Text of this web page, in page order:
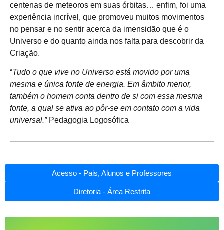
centenas de meteoros em suas órbitas… enfim, foi uma
experiência incrível, que promoveu muitos movimentos
no pensar e no sentir acerca da imensidão que é o
Universo e do quanto ainda nos falta para descobrir da
Criação.
“Tudo o que vive no Universo está movido por uma
mesma e única fonte de energia. Em âmbito menor,
também o homem conta dentro de si com essa mesma
fonte, a qual se ativa ao pôr-se em contato com a vida
universal.”Pedagogia Logosófica
Acesso - Pais, Alunos e Professores
Diretoria - Área Restrita